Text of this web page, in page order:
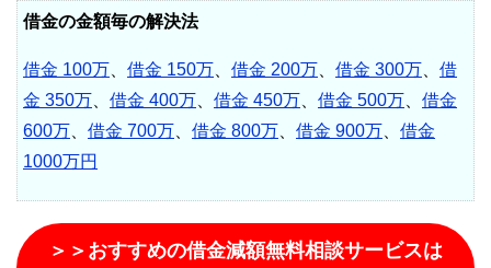
借金の金額毎の解決法
借金 100万 借金 150万 借金 200万 借金 300万
借
金 350万
借金 400万 借金 450万 借金 500万
借金
600万
借金 700万 借金 800万 借金 900万
借金
1000万円
＞＞おすすめの借金減額無料相談サービスは